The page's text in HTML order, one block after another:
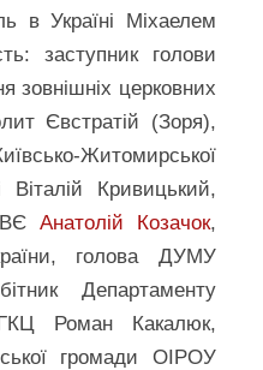
в Україні Міхаелем
заступник голови
зовнішніх церковних
Євстратій (Зоря),
Житомирської
Віталій Кривицький,
Анатолій Козачок,
голова ДУМУ
Департаменту
Роман Какалюк,
громади ОІРОУ